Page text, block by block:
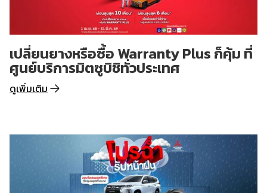
เปลี่ยนยางหรือซื้อ Warranty Plus ก็คุ้ม ที่
ศูนย์บริการมิตซูบิชิทั่วประเทศ
ดูเพิ่มเติม